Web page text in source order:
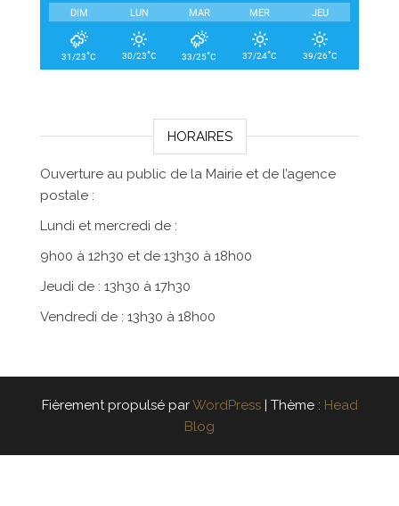
DIM LUN MAR MER JEU
31/23°C 30/23°C 33/25°C 37/24°C 39/26°C
HORAIRES
Ouverture au public de la Mairie et de l’agence
postale :
Lundi et mercredi de :
9h00 à 12h30 et de 13h30 à 18h00
Jeudi de : 13h30 à 17h30
Vendredi de : 13h30 à 18h00
Fièrement propulsé parWordPress | Thème : Head
Blog